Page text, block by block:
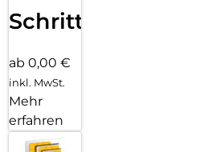
Schritten
ab 0,00 €
inkl. MwSt.
Mehr
erfahren